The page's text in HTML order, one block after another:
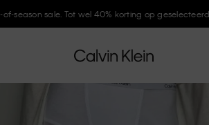
Meld je aan bij Calvin Klein en krijg 10% korting